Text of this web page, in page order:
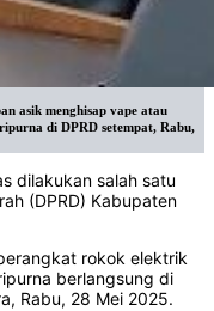
asik menghisap vape atau
di DPRD setempat, Rabu,
dilakukan salah satu
(DPRD) Kabupaten
rokok elektrik
berlangsung di
Rabu, 28 Mei 2025.